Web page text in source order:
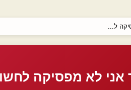
ל...
לא מפסיקה